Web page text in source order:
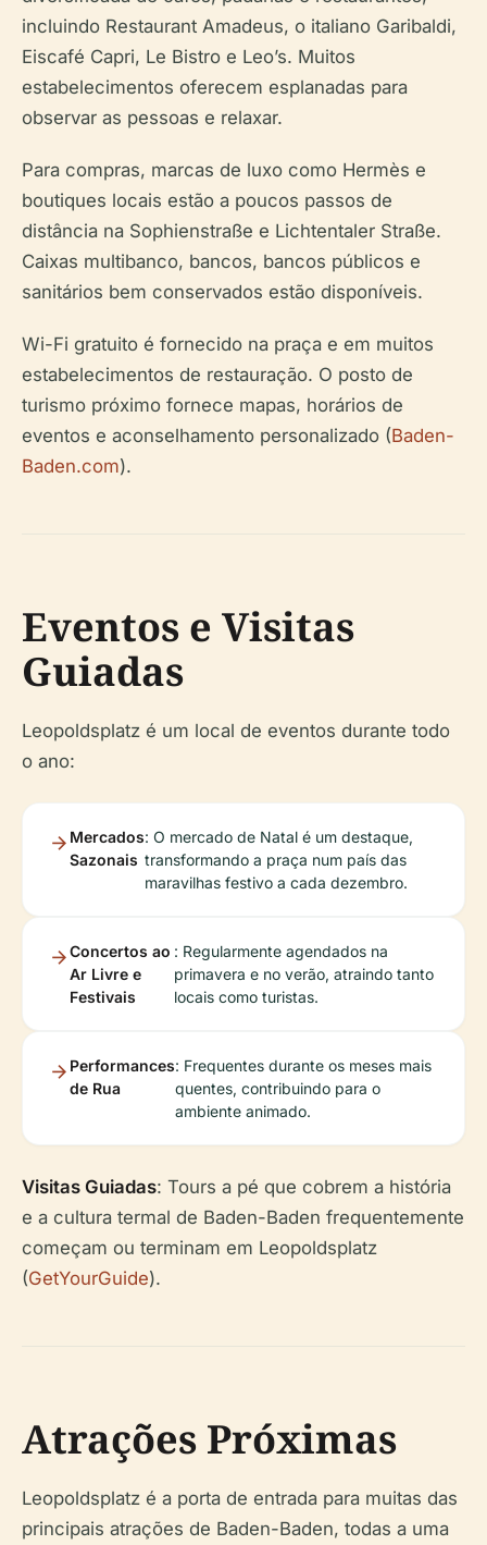
incluindo Restaurant Amadeus, o italiano Garibaldi,
Eiscafé Capri, Le Bistro e Leo’s. Muitos
estabelecimentos oferecem esplanadas para
observar as pessoas e relaxar.
Para compras, marcas de luxo como Hermès e
boutiques locais estão a poucos passos de
distância na Sophienstraße e Lichtentaler Straße.
Caixas multibanco, bancos, bancos públicos e
sanitários bem conservados estão disponíveis.
Wi-Fi gratuito é fornecido na praça e em muitos
estabelecimentos de restauração. O posto de
turismo próximo fornece mapas, horários de
eventos e aconselhamento personalizado (Baden-
Baden.com).
Eventos e Visitas
Guiadas
Leopoldsplatz é um local de eventos durante todo
o ano:
Mercados
Sazonais
: O mercado de Natal é um destaque,
transformando a praça num país das
maravilhas festivo a cada dezembro.
Concertos ao
Ar Livre e
Festivais
: Regularmente agendados na
primavera e no verão, atraindo tanto
locais como turistas.
Performances
de Rua
: Frequentes durante os meses mais
quentes, contribuindo para o
ambiente animado.
Visitas Guiadas: Tours a pé que cobrem a história
e a cultura termal de Baden-Baden frequentemente
começam ou terminam em Leopoldsplatz
(GetYourGuide).
Atrações Próximas
Leopoldsplatz é a porta de entrada para muitas das
principais atrações de Baden-Baden, todas a uma